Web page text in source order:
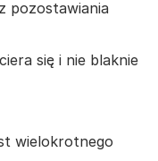
pozostawiania
się i nie blaknie
wielokrotnego